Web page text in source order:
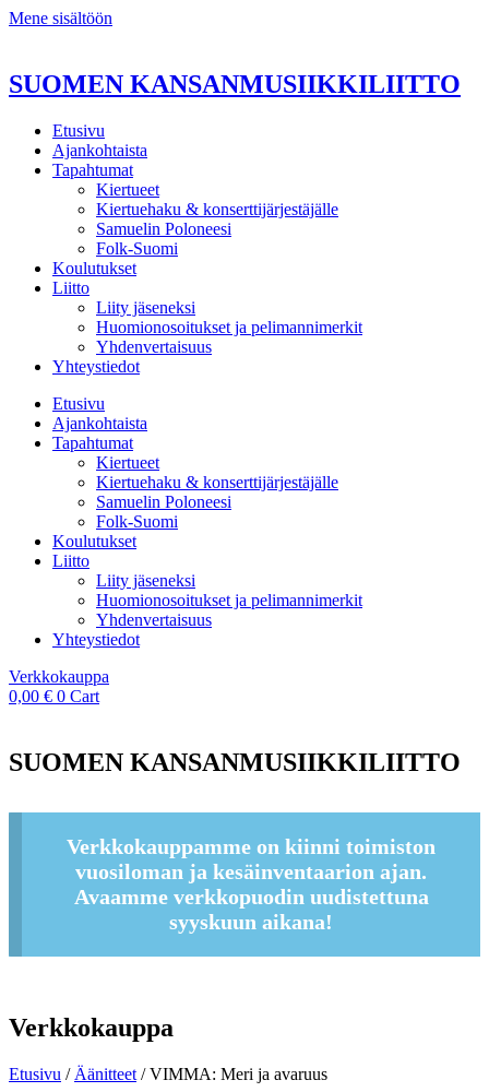
Mene sisältöön
SUOMEN KANSANMUSIIKKILIITTO
Etusivu
Ajankohtaista
Tapahtumat
Kiertueet
Kiertuehaku & konserttijärjestäjälle
Samuelin Poloneesi
Folk-Suomi
Koulutukset
Liitto
Liity jäseneksi
Huomionosoitukset ja pelimannimerkit
Yhdenvertaisuus
Yhteystiedot
Etusivu
Ajankohtaista
Tapahtumat
Kiertueet
Kiertuehaku & konserttijärjestäjälle
Samuelin Poloneesi
Folk-Suomi
Koulutukset
Liitto
Liity jäseneksi
Huomionosoitukset ja pelimannimerkit
Yhdenvertaisuus
Yhteystiedot
Verkkokauppa
0,00 € 0 Cart
SUOMEN KANSANMUSIIKKILIITTO
Verkkokauppamme on kiinni toimiston
vuosiloman ja kesäinventaarion ajan.
Avaamme verkkopuodin uudistettuna
syyskuun aikana!
Verkkokauppa
Etusivu / Äänitteet / VIMMA: Meri ja avaruus